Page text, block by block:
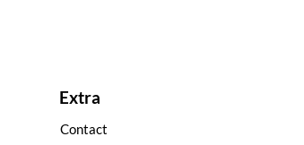
Extra
Contact